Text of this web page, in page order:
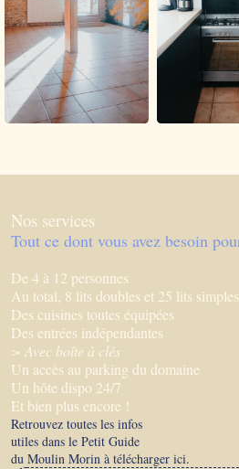
Nos services
Tout ce dont vous avez besoin
De 4 à 12 personnes
Au total, 8 lits doubles et 25 lits simples
Des cuisines toutes équipées
Des entrées indépendantes
> Avec boîte à clés
Un accès au parking du domaine
Un hôte dispo 24/7
Et bien plus encore !
Retrouvez toutes les infos
utiles dans le Petit Guide
du Moulin Morin à télécharger ici.